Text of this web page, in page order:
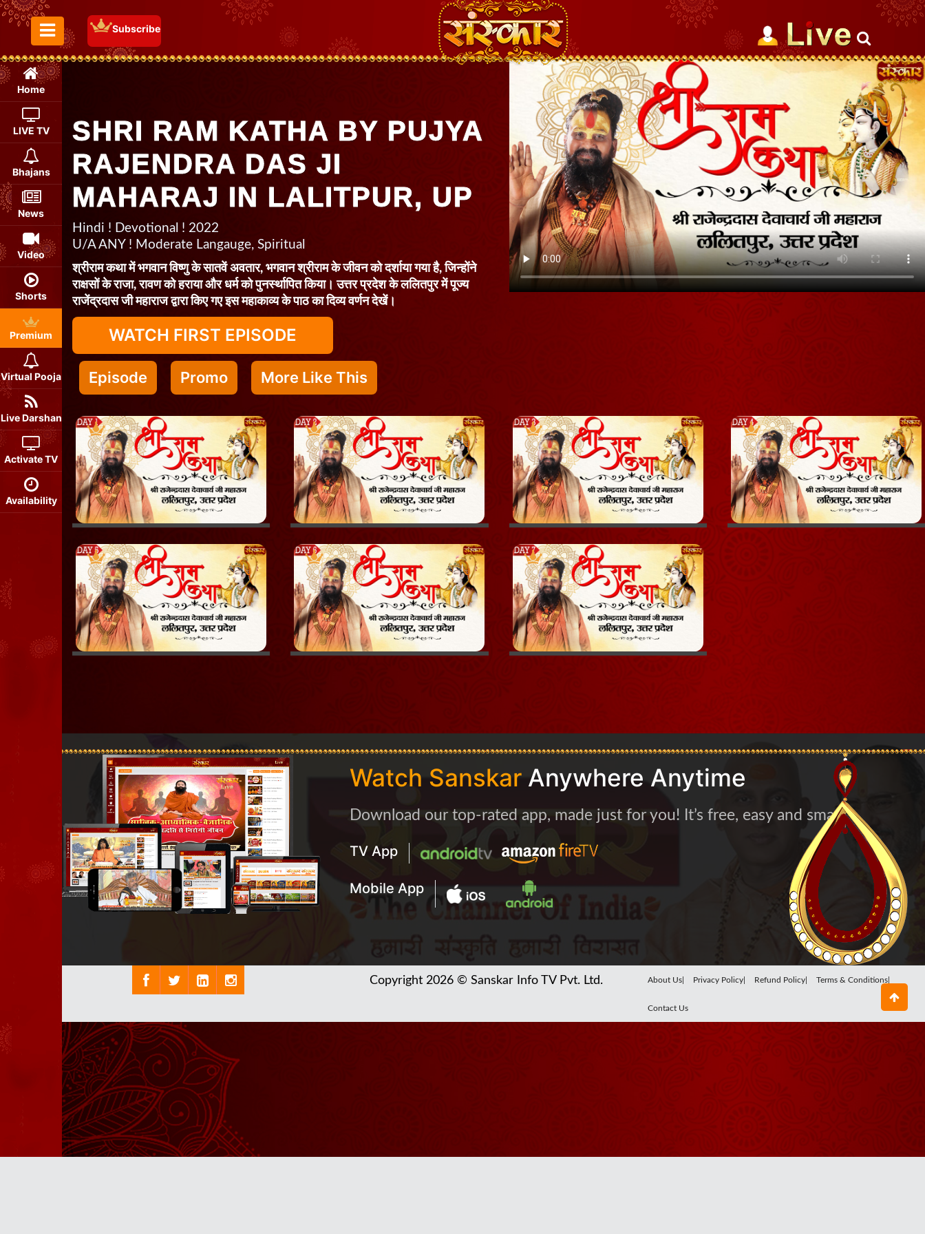
Toggle Menu
Subscribe
Home
LIVE TV
Bhajans
News
Video
Shorts
Premium
Virtual Pooja
Live Darshan
Activate TV
Availability
SHRI RAM KATHA BY PUJYA
RAJENDRA DAS JI
MAHARAJ IN LALITPUR, UP
Hindi ! Devotional ! 2022
U/A ANY ! Moderate Langauge, Spiritual
श्रीराम कथा में भगवान विष्णु के सातवें अवतार, भगवान श्रीराम के जीवन को दर्शाया गया है, जिन्होंने
राक्षसों के राजा, रावण को हराया और धर्म को पुनर्स्थापित किया। उत्तर प्रदेश के ललितपुर में पूज्य
राजेंद्रदास जी महाराज द्वारा किए गए इस महाकाव्य के पाठ का दिव्य वर्णन देखें।
WATCH FIRST EPISODE
Episode Promo More Like This
Watch Sanskar Anywhere Anytime
Download our top-rated app, made just for you! It’s free, easy and smart
TV App
Mobile App
Copyright 2026 © Sanskar Info TV Pvt. Ltd. About Us| Privacy Policy| Refund Policy| Terms & Conditions|
Contact Us